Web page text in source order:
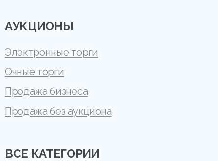
АУКЦИОНЫ
Электронные торги
Очные торги
Продажа бизнеса
Продажа без аукциона
ВСЕ КАТЕГОРИИ